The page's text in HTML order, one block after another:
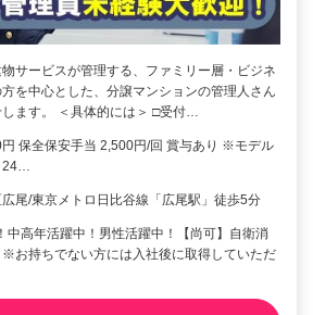
サービスが管理する、ファミリー層・ビジネ
を中心とした、分譲マンションの管理人さん
ます。 ＜具体的には＞ □受付…
保全保安手当 2,500円/回 賞与あり ※モデル
24…
尾/東京メトロ日比谷線「広尾駅」徒歩5分
中高年活躍中！男性活躍中！【尚可】自衛消
お持ちでない方には入社後に取得していただ